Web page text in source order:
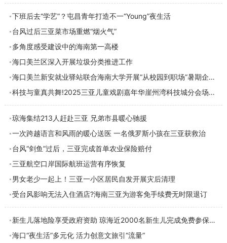
下班后去“学艺”？屯昌青年打造不一“Young”夜生活
台风过后三亚菜市场重燃“烟火气”
多角度感受建设中的海南第一高楼
海口美兰区深入开展垃圾分类推进工作
海口美兰新安就业驿站联合海南大学开展“从校园到职场”暑期企业走访活动
科技与童真共舞!2025三亚儿童戏剧嘉年华崖州湾科技城分会场落幕
琼海集结213人赶赴三亚 兄弟市县暖心驰援
一次跨越语言和风雨的暖心送医 一名俄罗斯小孩在三亚获救治
台风“剑鱼”过后，三亚完成首单农业保险赔付
三亚航空口岸国际航班运营有序恢复
男女老少一起上！三亚一小区居民自发开展灾后清理
受台风影响无法入住酒店?海南三亚为游客免手续费无时限退订
新生儿落地险享受政府资助 琼海近2000名新生儿完成免费参保登记
海口“夜生活”多元化 活力创意文旅引“流量”